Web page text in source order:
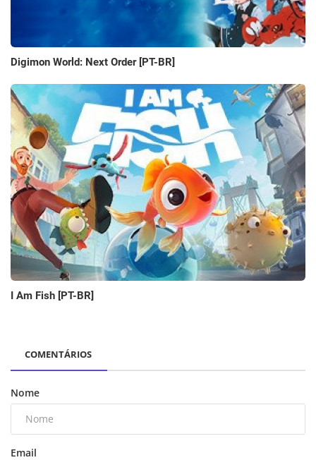
Digimon World: Next Order [PT-BR]
I Am Fish [PT-BR]
COMENTÁRIOS
Nome
Email